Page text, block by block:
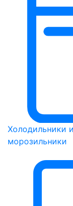
Холодильники и
морозильники